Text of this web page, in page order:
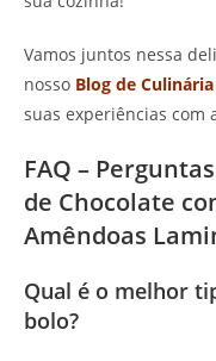
Vamos juntos nessa
nosso Blog de
suas experiências com
FAQ –
de Chocolate
Amêndoas
Qual é o melhor
bolo?